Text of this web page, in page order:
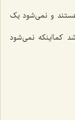
و نمى‌شود یک
کمااینکه نمى‌شود